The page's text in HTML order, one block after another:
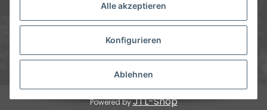
Alle akzeptieren
Konfigurieren
Ablehnen
Gesetzliche Informationen
* Alle Preise inkl. gesetzlicher USt., zzgl.Versandund ggf.
Nachnahmegebühren, wenn nicht anders angegeben.
Powered byJTL-Shop